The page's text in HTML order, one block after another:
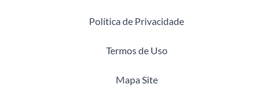
Política de Privacidade
Termos de Uso
Mapa Site